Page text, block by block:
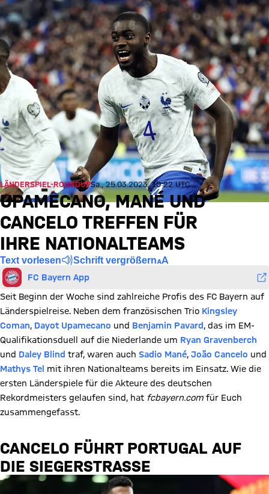
LÄNDERSPIEL-ROUNDUPSa., 25.03.2023, 10:22 UTC
UPAMECANO, MANÉ UND
CANCELO TREFFEN FÜR
IHRE NATIONALTEAMS
Text vorlesen Schrift vergrößern
FC Bayern App
Seit Beginn der Woche sind zahlreiche Profis des FC Bayern auf
Länderspielreise. Neben dem französischen Trio Kingsley
Coman, Dayot Upamecano und Benjamin Pavard , das im EM-
Qualifikationsduell auf die Niederlande um Ryan Gravenberch
und Daley Blind traf, waren auch Sadio Mané, João Cancelo und
Mathys Tel mit ihren Nationalteams bereits im Einsatz. Wie die
ersten Länderspiele für die Akteure des deutschen
Rekordmeisters gelaufen sind, hat fcbayern.com für Euch
zusammengefasst.
CANCELO FÜHRT PORTUGAL AUF
DIE SIEGERSTRASSE